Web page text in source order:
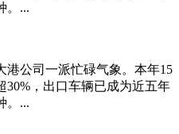
。...
港公司一派忙碌气象。本年15
30%，出口车辆已成为近五年
。...